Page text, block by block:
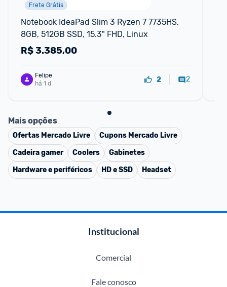
Frete Grátis
Notebook IdeaPad Slim 3 Ryzen 7 7735HS,
8GB, 512GB SSD, 15.3" FHD, Linux
R$3.385,00
Felipe
há 1 d
2 2
Mais opções
Ofertas Mercado Livre Cupons Mercado Livre
Cadeira gamer
Coolers
Gabinetes
Hardware e periféricos
HD e SSD Headset
Institucional
Comercial
Fale conosco